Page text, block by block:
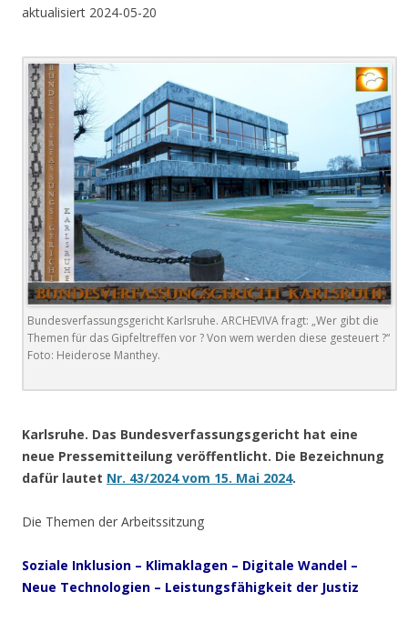
aktualisiert 2024-05-20
Bundesverfassungsgericht Karlsruhe. ARCHEVIVA fragt: „Wer gibt die
Themen für das Gipfeltreffen vor ? Von wem werden diese gesteuert ?“
Foto: Heiderose Manthey.
Karlsruhe. Das Bundesverfassungsgericht hat eine
neue Pressemitteilung veröffentlicht. Die Bezeichnung
dafür lautet Nr. 43/2024 vom 15. Mai 2024.
Die Themen der Arbeitssitzung
Soziale Inklusion – Klimaklagen – Digitale Wandel –
Neue Technologien – Leistungsfähigkeit der Justiz